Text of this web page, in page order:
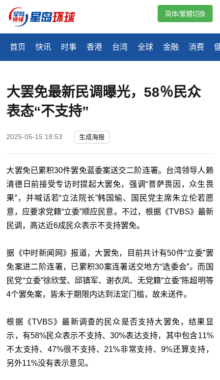
首页 快讯 时事 香港 台湾 全球 金融 消费
简体/繁體切換
大罢免最新民调曝光，58％民众
表态“不支持”
2025-05-15 18:53 生成海报
大罢免已累积30件罢免蓝委案送交二阶连署。台湾领导人赖
清德日前接受专访时提起大罢免，强调“菩萨畏因，众生畏
果”，并喊话若“立法院长”韩国瑜、国民党主席朱立伦若愿
意，应要求党籍“立委”顺应民意。不过，根据《TVBS》最新
民调，高达近6成民众表示不支持罢免。
据《中时新闻网》报道，大罢免，目前共计有50件“立委”罢
免案进二阶连署，已累积30案连署送交地方“选委会”。而国
民党“立委”徐欣莹、邱镇军、谢衣凤、无党籍“立委”陈超明等
4个罢免案，皆未于期限内达到法定门槛，故未送件。
根据《TVBS》最新调查的民众是否支持大罢免，结果显
示，有58%民众表示不支持、30%表达支持，其中包含11%
不太支持、47%很不支持、21%非常支持、9%还算支持，
另外11%没有表示意见。